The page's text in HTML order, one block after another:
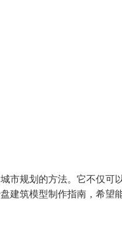
市规划的方法。它不仅可
建筑模型制作指南，希望